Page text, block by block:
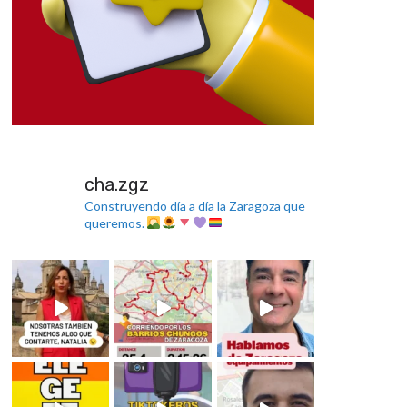
cha.zgz
Construyendo día a día la Zaragoza que
queremos.